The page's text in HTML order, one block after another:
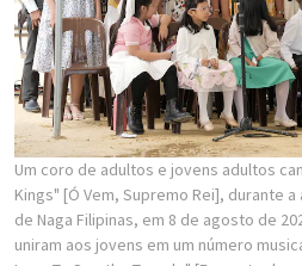
Um coro de adultos e jovens adultos
Kings" [Ó Vem, Supremo Rei], durante
de Naga Filipinas, em 8 de agosto de
uniram aos jovens em um número